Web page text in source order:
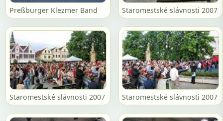
Preßburger Klezmer Band Staromestské slávnosti 2007
Staromestské slávnosti 2007 Staromestské slávnosti 2007